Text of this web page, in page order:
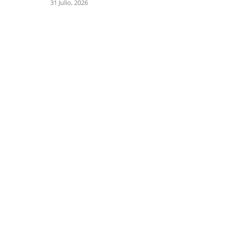
31 Julio, 2026